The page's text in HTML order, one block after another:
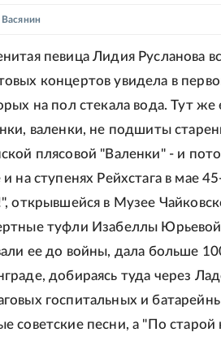
певица Лидия Русланова
концертов увидела в
на пол стекала вода. Тут
валенки, не подшиты
плясовой "Валенки" - и
и на ступенях Рейхстага в мае
открывшейся в Музее
туфли Изабеллы
ее до войны, дала больше
добираясь туда через
госпитальных и
советские песни, а "По